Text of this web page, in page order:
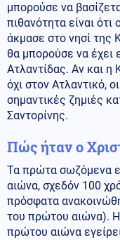
μπορούσε να
πιθανότητα είναι
άκμασε στο νησί της
θα μπορούσε να έχει
Ατλαντίδας. Αν και η
όχι στον Ατλαντικό,
σημαντικές ζημιές
Σαντορίνης.
Πώς ήταν ο
Τα πρώτα σωζόμενα
αιώνα, σχεδόν 100
πρόσφατα
του πρώτου αιώνα).
πρώτου αιώνα